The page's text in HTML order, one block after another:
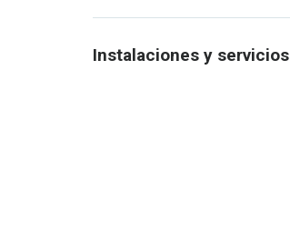
Instalaciones y servicios